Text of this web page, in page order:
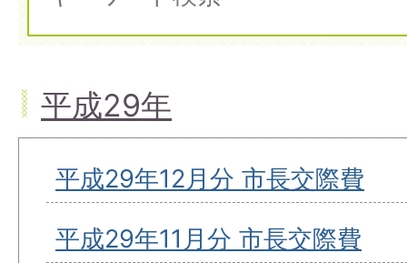
平成29年
平成29年12月分 市長交際費
平成29年11月分 市長交際費